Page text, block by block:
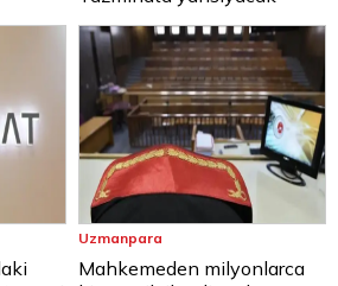
Uzmanpara
Mahkemeden milyonlarca